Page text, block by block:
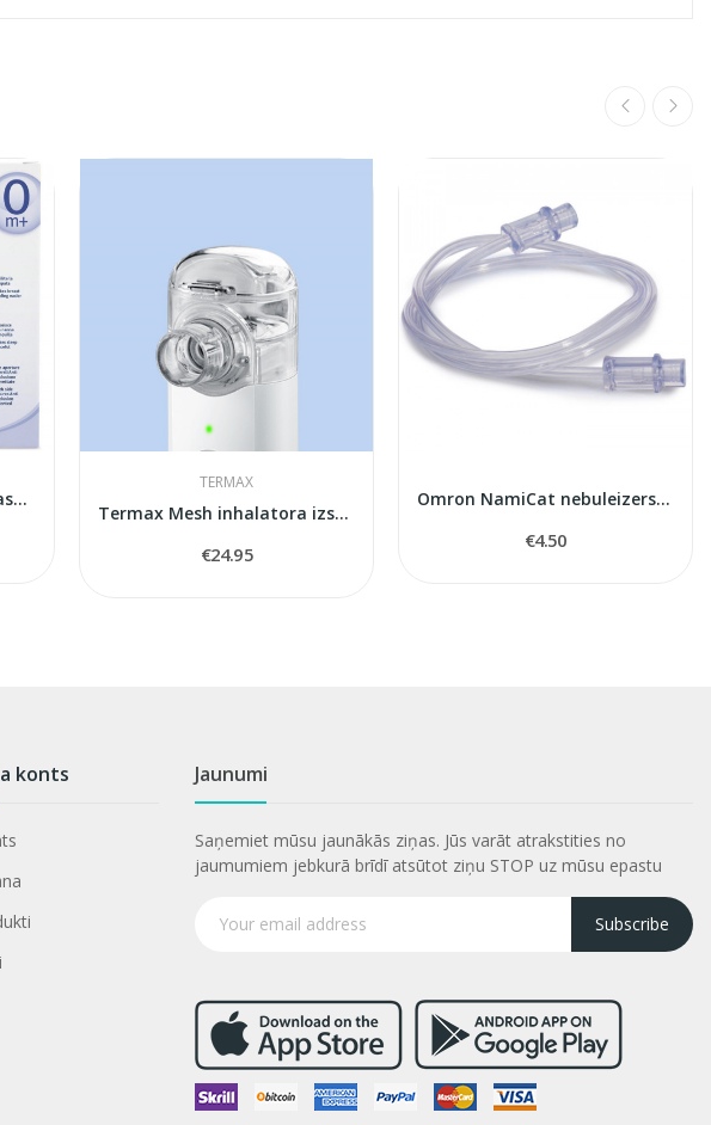
Chicco PhysioClean nasal aspirator
TERMAX
Termax Mesh inhalatora izsmidzīnatājs
€24.95
Omron NamiCat nebuleizers air tube
€4.50
konts Jaunumi
Saņemiet mūsu jaunākās ziņas. Jūs varāt atrakstities no
jaumumiem jebkurā brīdī atsūtot ziņu STOP uz mūsu epastu
Subscribe